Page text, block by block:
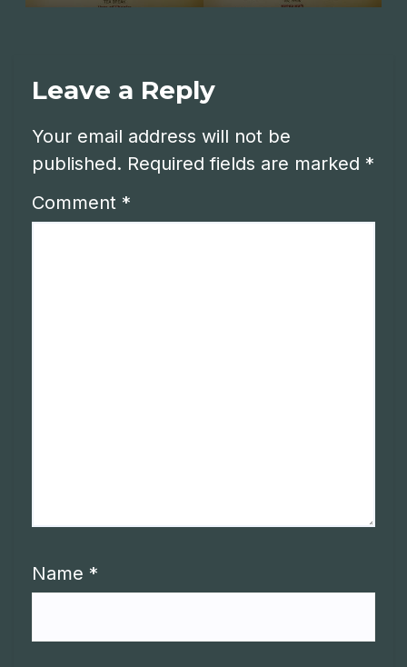
Leave a Reply
Your email address will not be
published. Required fields are marked *
Comment *
Name *